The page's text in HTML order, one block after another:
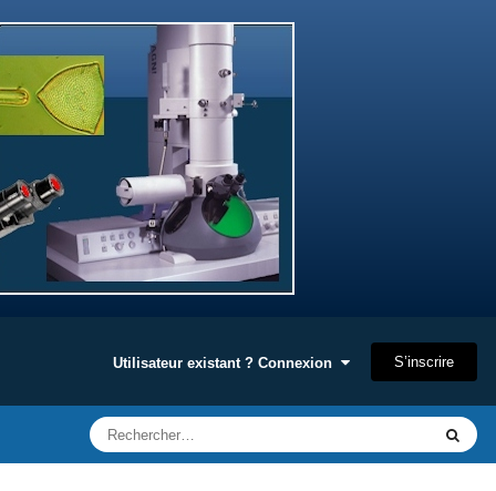
Utilisateur existant ? Connexion S’inscrire